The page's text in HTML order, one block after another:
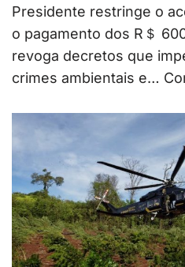
Presidente restringe o
o pagamento dos R＄
revoga decretos que
crimes ambientais e…